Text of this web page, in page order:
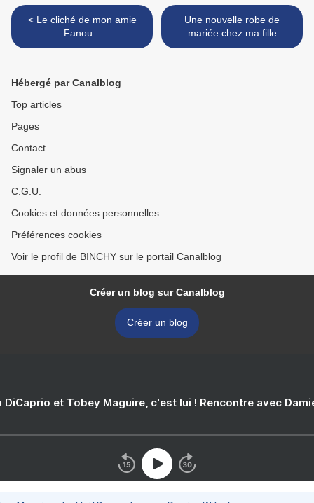
< Le cliché de mon amie
Fanou...
Une nouvelle robe de
mariée chez ma fille
Stéphanie ! >
Hébergé par Canalblog
Top articles
Pages
Contact
Signaler un abus
C.G.U.
Cookies et données personnelles
Préférences cookies
Voir le profil de BINCHY sur le portail Canalblog
Créer un blog sur Canalblog
Créer un blog
DiCaprio et Tobey Maguire, c'est lui ! Rencontre avec